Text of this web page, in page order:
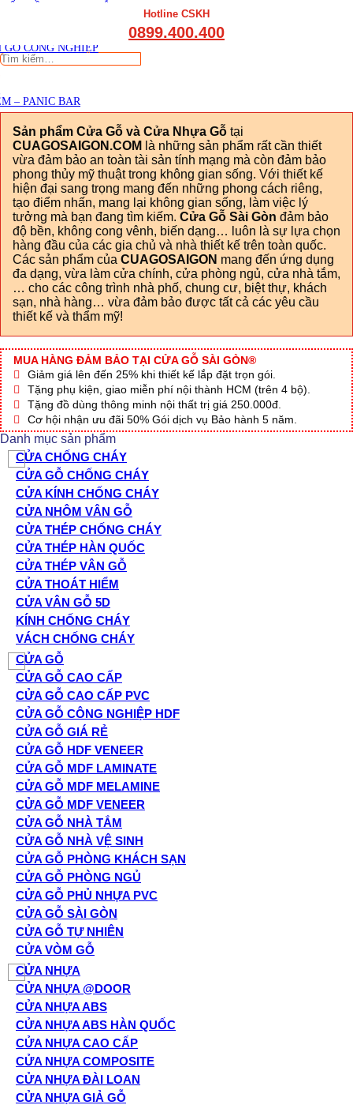
GỖ CÔNG NGHIỆP
– PANIC BAR
Hotline CSKH
0899.400.400
Tìm
Sản phẩm Cửa Gỗ và Cửa Nhựa Gỗ tại
CUAGOSAIGON.COM là những sản phẩm rất cần thiết
vừa đảm bảo an toàn tài sản tính mạng mà còn đảm bảo
phong thủy mỹ thuật trong không gian sống. Với thiết kế
hiện đại sang trọng mang đến những phong cách riêng,
tạo điểm nhấn, mang lại không gian sống, làm việc lý
tưởng mà bạn đang tìm kiếm. Cửa Gỗ Sài Gòn đảm bảo
độ bền, không cong vênh, biến dạng… luôn là sự lựa chọn
hàng đầu của các gia chủ và nhà thiết kế trên toàn quốc.
Các sản phẩm của CUAGOSAIGON mang đến ứng dụng
đa dạng, vừa làm cửa chính, cửa phòng ngủ, cửa nhà tắm,
… cho các công trình nhà phố, chung cư, biệt thự, khách
sạn, nhà hàng… vừa đảm bảo được tất cả các yêu cầu
thiết kế và thẩm mỹ!
MUA HÀNG ĐẢM BẢO TẠI CỬA GỖ SÀI GÒN®
Giảm giá lên đến 25% khi thiết kế lắp đặt trọn gói.
Tặng phụ kiện, giao miễn phí nội thành HCM (trên 4 bộ).
Tặng đồ dùng thông minh nội thất trị giá 250.000đ.
Cơ hội nhận ưu đãi 50% Gói dịch vụ Bảo hành 5 năm.
Danh mục sản phẩm
CỬA CHỐNG CHÁY
CỬA GỖ CHỐNG CHÁY
CỬA KÍNH CHỐNG CHÁY
CỬA NHÔM VÂN GỖ
CỬA THÉP CHỐNG CHÁY
CỬA THÉP HÀN QUỐC
CỬA THÉP VÂN GỖ
CỬA THOÁT HIỂM
CỬA VÂN GỖ 5D
KÍNH CHỐNG CHÁY
VÁCH CHỐNG CHÁY
CỬA GỖ
CỬA GỖ CAO CẤP
CỬA GỖ CAO CẤP PVC
CỬA GỖ CÔNG NGHIỆP HDF
CỬA GỖ GIÁ RẺ
CỬA GỖ HDF VENEER
CỬA GỖ MDF LAMINATE
CỬA GỖ MDF MELAMINE
CỬA GỖ MDF VENEER
CỬA GỖ NHÀ TẮM
CỬA GỖ NHÀ VỆ SINH
CỬA GỖ PHÒNG KHÁCH SẠN
CỬA GỖ PHÒNG NGỦ
CỬA GỖ PHỦ NHỰA PVC
CỬA GỖ SÀI GÒN
CỬA GỖ TỰ NHIÊN
CỬA VÒM GỖ
CỬA NHỰA
CỬA NHỰA @DOOR
CỬA NHỰA ABS
CỬA NHỰA ABS HÀN QUỐC
CỬA NHỰA CAO CẤP
CỬA NHỰA COMPOSITE
CỬA NHỰA ĐÀI LOAN
CỬA NHỰA GIẢ GỖ